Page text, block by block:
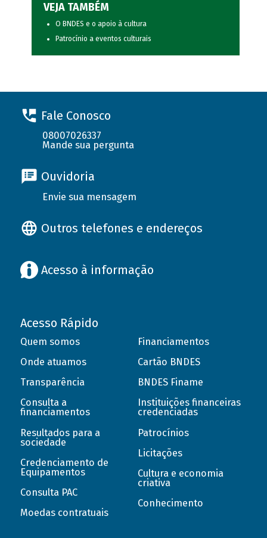
VEJA TAMBÉM
O BNDES e o apoio à cultura
Patrocínio a eventos culturais
Fale Conosco
08007026337
Mande sua pergunta
Ouvidoria
Envie sua mensagem
Outros telefones e endereços
Acesso à informação
Acesso Rápido
Quem somos
Onde atuamos
Transparência
Consulta a
financiamentos
Resultados para a
sociedade
Credenciamento de
Equipamentos
Consulta PAC
Moedas contratuais
Financiamentos
Cartão BNDES
BNDES Finame
Instituições financeiras
credenciadas
Patrocínios
Licitações
Cultura e economia
criativa
Conhecimento